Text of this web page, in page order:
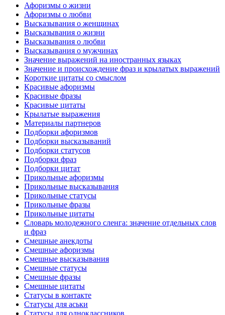
Афоризмы о жизни
Афоризмы о любви
Высказывания о женщинах
Высказывания о жизни
Высказывания о любви
Высказывания о мужчинах
Значение выражений на иностранных языках
Значение и происхождение фраз и крылатых выражений
Короткие цитаты со смыслом
Красивые афоризмы
Красивые фразы
Красивые цитаты
Крылатые выражения
Материалы партнеров
Подборки афоризмов
Подборки высказываний
Подборки статусов
Подборки фраз
Подборки цитат
Прикольные афоризмы
Прикольные высказывания
Прикольные статусы
Прикольные фразы
Прикольные цитаты
Словарь молодежного сленга: значение отдельных слов
и фраз
Смешные анекдоты
Смешные афоризмы
Смешные высказывания
Смешные статусы
Смешные фразы
Смешные цитаты
Статусы в контакте
Статусы для аськи
Статусы для одноклассников